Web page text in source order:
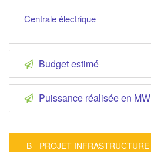
Centrale électrique
Budget estimé
Puissance réalisée en MW
B - PROJET INFRASTRUCTURE